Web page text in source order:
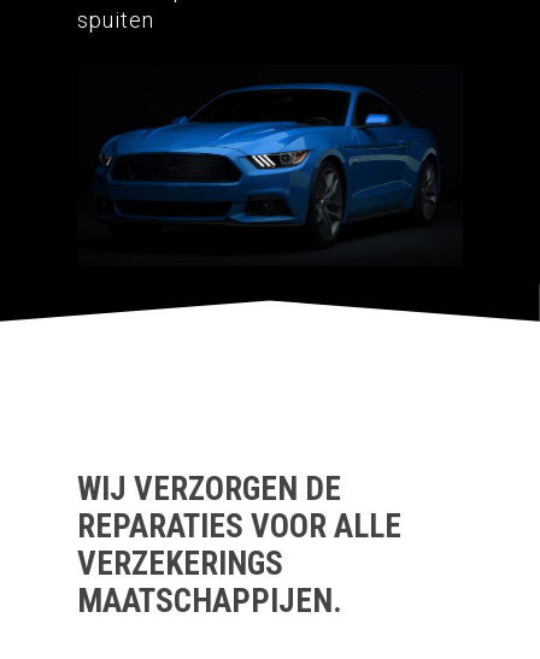
spuiten
WIJ VERZORGEN DE
REPARATIES VOOR ALLE
VERZEKERINGS
MAATSCHAPPIJEN.
Spuittechniek
Rucphen